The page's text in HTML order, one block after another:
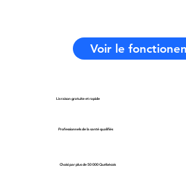
Voir le
Livraison gratuite et rapide
Professionnels de la santé qualifiés
Choisi par plus de 50 000 Québécois